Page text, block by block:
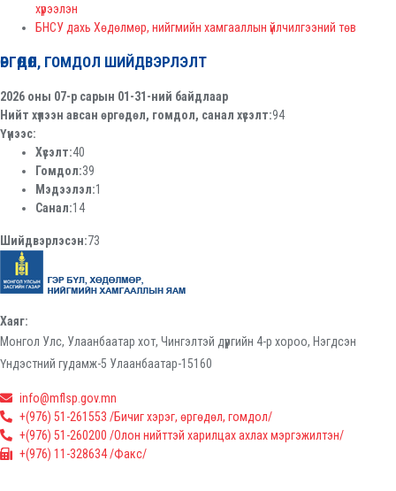
хүрээлэн
БНСУ дахь Хөдөлмөр, нийгмийн хамгааллын үйлчилгээний төв
ӨРГӨДӨЛ, ГОМДОЛ ШИЙДВЭРЛЭЛТ
2026 оны 07-р сарын 01-31-ний байдлаар
Нийт хүлээн авсан өргөдөл, гомдол, санал хүсэлт:94
Үүнээс:
Хүсэлт:40
Гомдол:39
Мэдээлэл:1
Санал:14
Шийдвэрлэсэн:73
Хаяг:
Монгол Улс, Улаанбаатар хот, Чингэлтэй дүүргийн 4-р хороо, Нэгдсэн
Үндэстний гудамж-5 Улаанбаатар-15160
info@mflsp.gov.mn
+(976) 51-261553 /Бичиг хэрэг, өргөдөл, гомдол/
+(976) 51-260200 /Олон нийттэй харилцах ахлах мэргэжилтэн/
+(976) 11-328634 /Факс/